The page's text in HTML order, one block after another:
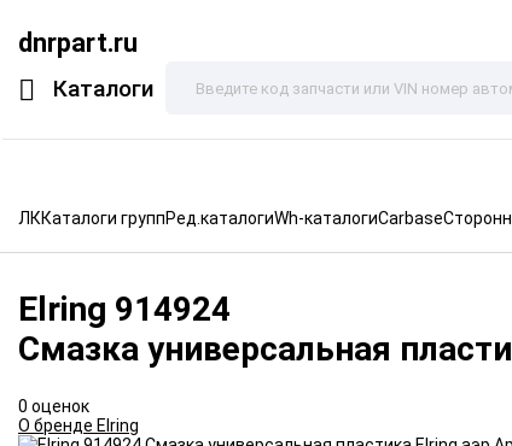
dnrpart.ru
Каталоги
ЛККаталоги группРед.каталогиWh-каталогиCarbase
Elring 914924
Смазка универсальная
0 оценок
О бренде Elring